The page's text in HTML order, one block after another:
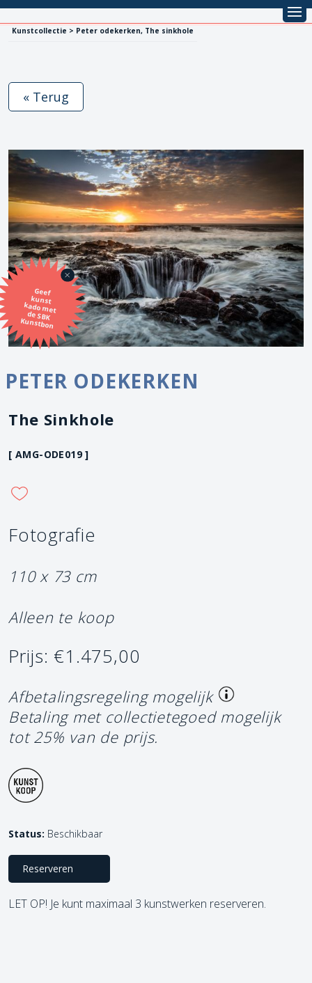
Kunstcollectie > Peter odekerken, The sinkhole
Geef
kunst
kado met
de SBK
Kunstbon
« Terug
PETER ODEKERKEN
The Sinkhole
[ AMG-ODE019 ]
Fotografie
110 x 73 cm
Alleen te koop
Prijs: €1.475,00
Afbetalingsregeling mogelijk
Betaling met collectietegoed mogelijk
tot 25% van de prijs.
Status: Beschikbaar
Reserveren
LET OP! Je kunt maximaal 3 kunstwerken reserveren.